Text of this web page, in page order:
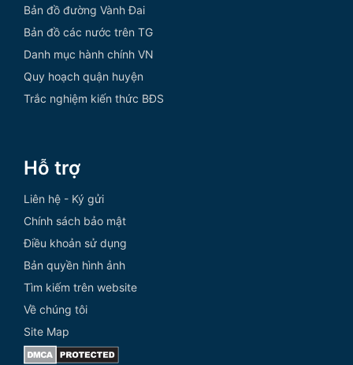
Bản đồ đường Vành Đai
Bản đồ các nước trên TG
Danh mục hành chính VN
Quy hoạch quận huyện
Trắc nghiệm kiến thức BĐS
Hỗ trợ
Liên hệ - Ký gửi
Chính sách bảo mật
Điều khoản sử dụng
Bản quyền hình ảnh
Tìm kiếm trên website
Về chúng tôi
Site Map